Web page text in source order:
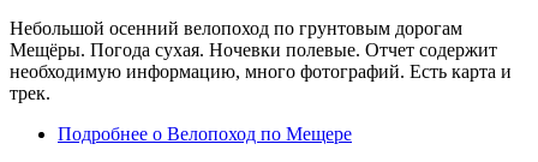
Небольшой осенний велопоход по грунтовым дорогам
Мещёры. Погода сухая. Ночевки полевые. Отчет содержит
необходимую информацию, много фотографий. Есть карта и
трек.
Подробнее о Велопоход по Мещере